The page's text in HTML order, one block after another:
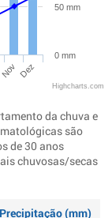
Nov Dez
0 mm
50 mm
Highcharts.com
da chuva e
são
de 30 anos
chuvosas/secas
Precipitação (mm)